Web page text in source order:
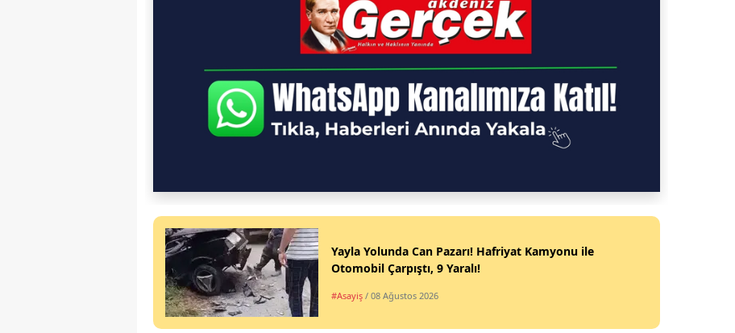
Yayla Yolunda Can Pazarı! Hafriyat Kamyonu ile
Otomobil Çarpıştı, 9 Yaralı!
#Asayiş / 08 Ağustos 2026